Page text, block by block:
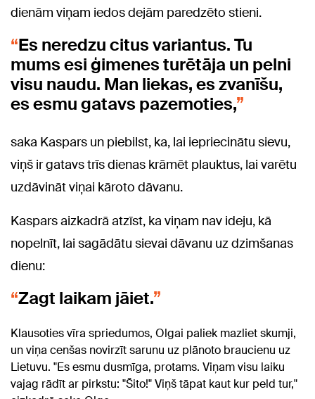
dienām viņam iedos dejām paredzēto stieni.
Es neredzu citus variantus. Tu
mums esi ģimenes turētāja un pelni
visu naudu. Man liekas, es zvanīšu,
es esmu gatavs pazemoties,
saka Kaspars un piebilst, ka, lai iepriecinātu sievu,
viņš ir gatavs trīs dienas krāmēt plauktus, lai varētu
uzdāvināt viņai kāroto dāvanu.
Kaspars aizkadrā atzīst, ka viņam nav ideju, kā
nopelnīt, lai sagādātu sievai dāvanu uz dzimšanas
dienu:
Zagt laikam jāiet.
Klausoties vīra spriedumos, Olgai paliek mazliet skumji,
un viņa cenšas novirzīt sarunu uz plānoto braucienu uz
Lietuvu. "Es esmu dusmīga, protams. Viņam visu laiku
vajag rādīt ar pirkstu: "Šito!" Viņš tāpat kaut kur peld tur,"